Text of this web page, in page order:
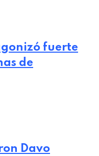
fuerte
de
Davo